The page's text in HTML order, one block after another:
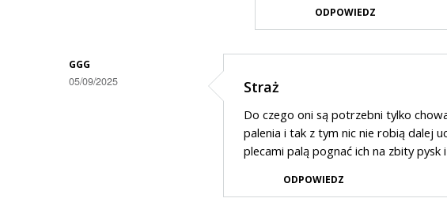
napewno
ODPOWIEDZ
GGG
05/09/2025 Straż
Do czego oni są potrzebni tylko
palenia i tak z tym nic nie robią dalej
plecami palą pognać ich na zbity
ODPOWIEDZ